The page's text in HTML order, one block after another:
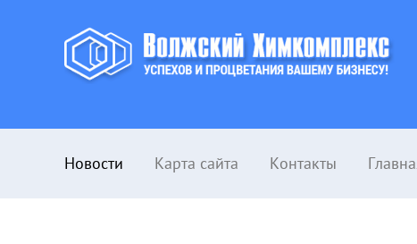
Новости Карта сайта Контакты